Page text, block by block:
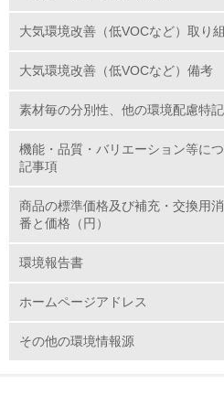
13. <L1> グリーン
14. <L2> 購入して
非該当（包装
15. <L1> 環境負荷
<L2> 環境負荷
非該当（化学物
大気環境改善（低VOCなど）取り
大気環境改善（低VOCなど）備考
素材毎の分別性、他の環境配慮特
機能・品質・バリエーション等に
記事項
商品の標準価格及び補充・交換用
番と価格（円）
環境報告書
ホームページアドレス
その他の環境情報源